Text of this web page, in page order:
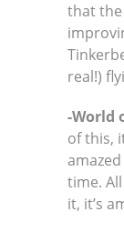
that the
real!)
-World
of this,
time.
it, it’s